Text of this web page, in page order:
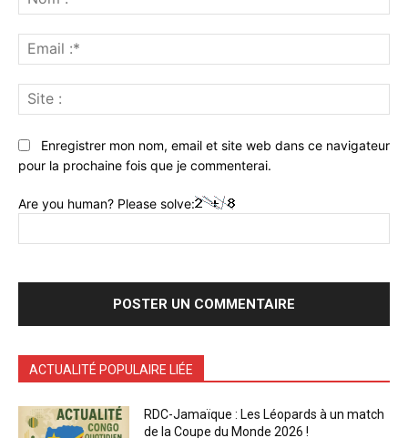
:*
:*
:
Enregistrer mon nom, email et site web dans ce navigateur
pour la prochaine fois que je commenterai.
Are you human? Please solve:
ACTUALITÉ POPULAIRE LIÉE
RDC-Jamaïque : Les Léopards à un match
de la Coupe du Monde 2026 !